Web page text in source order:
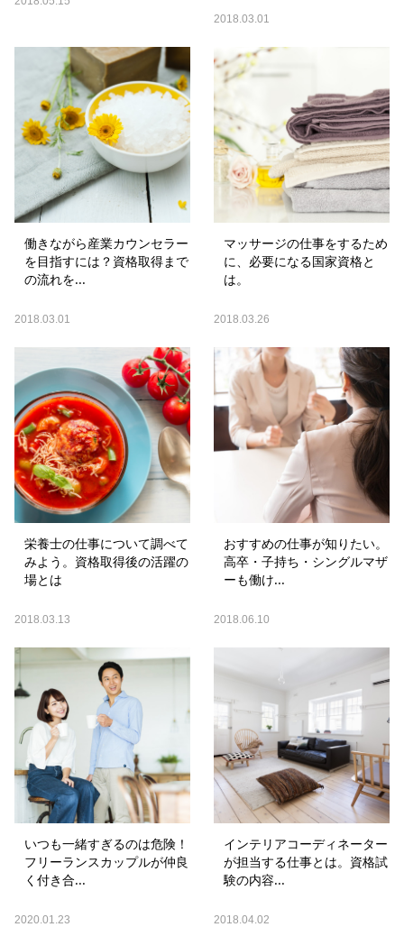
2018.03.01
働きながら産業カウンセラー
を目指すには？資格取得まで
の流れを...
2018.03.01
マッサージの仕事をするため
に、必要になる国家資格と
は。
2018.03.26
栄養士の仕事について調べて
みよう。資格取得後の活躍の
場とは
2018.03.13
おすすめの仕事が知りたい。
高卒・子持ち・シングルマザ
ーも働け...
2018.06.10
いつも一緒すぎるのは危険！
フリーランスカップルが仲良
く付き合...
2020.01.23
インテリアコーディネーター
が担当する仕事とは。資格試
験の内容...
2018.04.02